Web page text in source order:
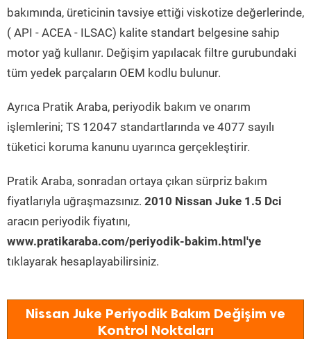
bakımında, üreticinin tavsiye ettiği viskotize değerlerinde,
( API - ACEA - ILSAC) kalite standart belgesine sahip
motor yağ kullanır. Değişim yapılacak filtre gurubundaki
tüm yedek parçaların OEM kodlu bulunur.
Ayrıca Pratik Araba, periyodik bakım ve onarım
işlemlerini; TS 12047 standartlarında ve 4077 sayılı
tüketici koruma kanunu uyarınca gerçekleştirir.
Pratik Araba, sonradan ortaya çıkan sürpriz bakım
fiyatlarıyla uğraşmazsınız. 2010 Nissan Juke 1.5 Dci
aracın periyodik fiyatını,
www.pratikaraba.com/periyodik-bakim.html'ye
tıklayarak hesaplayabilirsiniz.
Nissan Juke Periyodik Bakım Değişim ve
Kontrol Noktaları